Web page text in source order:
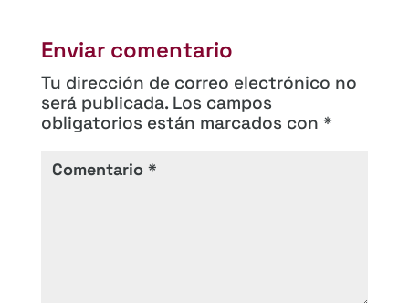
Enviar comentario
Tu dirección de correo electrónico no
será publicada. Los campos
obligatorios están marcados con *